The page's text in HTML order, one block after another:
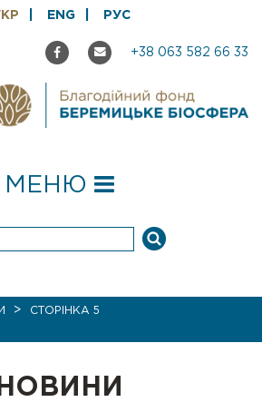
ENG РУС
+38 063 582 66 33
МЕНЮ
> СТОРІНКА 5
НОВИНИ